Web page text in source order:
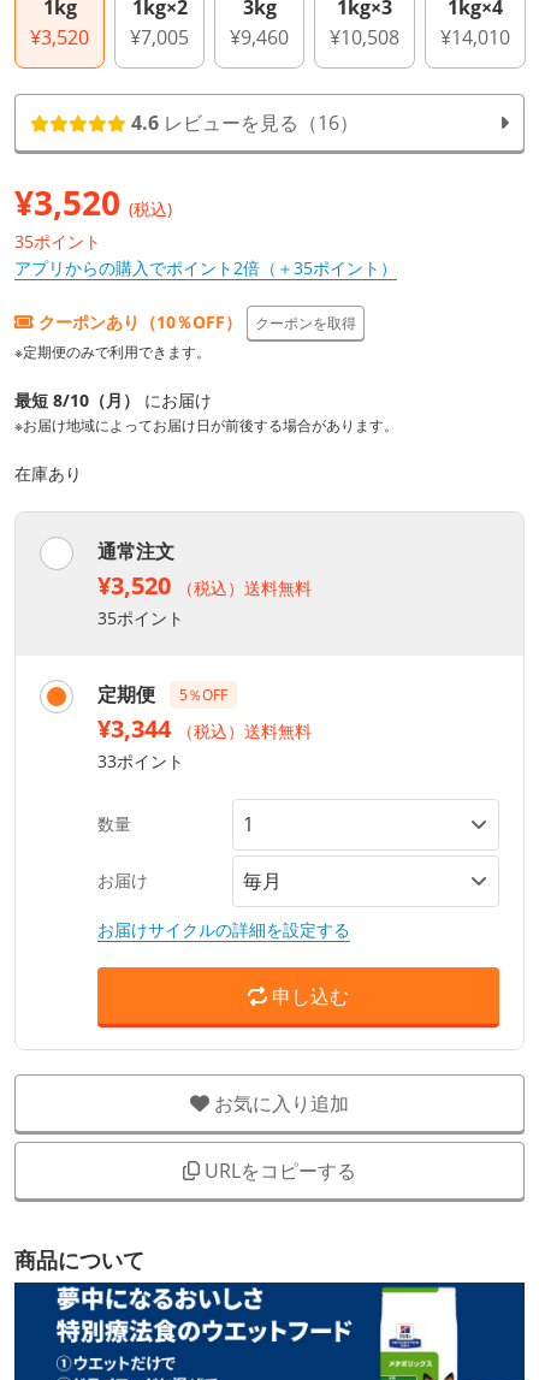
1kg
¥3,520
1kg×2
¥7,005
3kg
¥9,460
1kg×3
¥10,508
1kg×4
¥14,010
4.6 レビューを見る（16）
¥3,520 (税込)
35ポイント
アプリからの購入でポイント2倍（＋35ポイント）
クーポンあり（10％OFF）
クーポンを取得
※定期便のみで利用できます。
最短 8/10（月） にお届け
※お届け地域によってお届け日が前後する場合があります。
在庫あり
通常注文
¥3,520
（税込）送料無料
35ポイント
定期便 5％OFF
¥3,344
（税込）送料無料
33ポイント
数量
お届け
お届けサイクルの詳細を設定する
申し込む
お気に入り追加
URLをコピーする
商品について